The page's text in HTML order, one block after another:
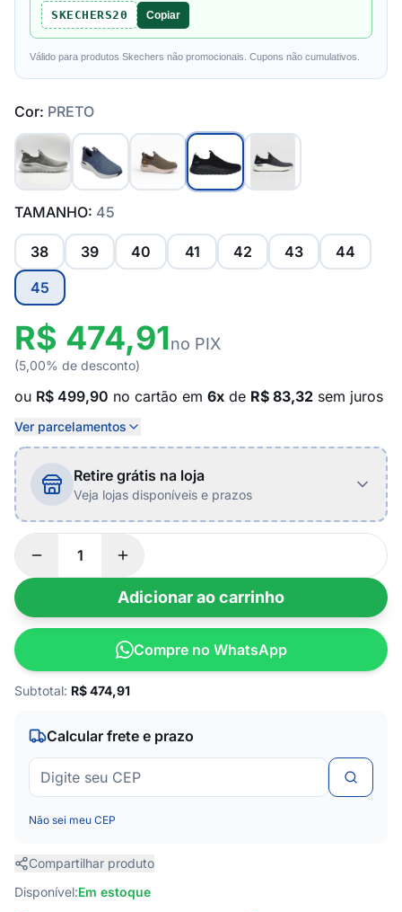
SKECHERS20 Copiar
Válido para produtos Skechers não promocionais. Cupons não cumulativos.
Cor: PRETO
TAMANHO: 45
38 39 40 41 42 43
44
45
R$ 474,91no PIX
(5,00% de desconto)
ou R$ 499,90 no cartão em 6x de R$ 83,32 sem juros
Ver parcelamentos
Retire grátis na loja
Veja lojas disponíveis e prazos
Adicionar ao carrinho
Compre no WhatsApp
Subtotal: R$474,91
Calcular frete e prazo
Não sei meu CEP
Compartilhar produto
Disponível:Em estoque